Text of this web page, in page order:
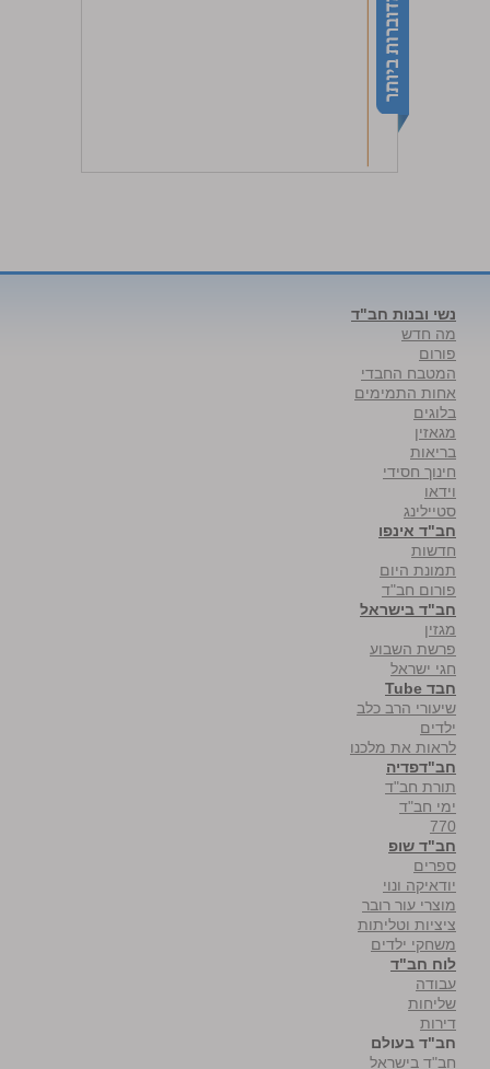
נשי ובנות חב"ד
מה חדש
פורום
המטבח החבדי
אחות התמימים
בלוגים
מגאזין
בריאות
חינוך חסידי
וידאו
סטיילינג
חב"ד אינפו
חדשות
תמונת היום
פורום חב"ד
חב"ד בישראל
מגזין
פרשת השבוע
חגי ישראל
חבד Tube
שיעורי הרב כלב
ילדים
לראות את מלכנו
חב"דפדיה
תורת חב"ד
ימי חב"ד
770
חב"ד שופ
ספרים
יודאיקה ונוי
מוצרי עור רובר
ציציות וטליתות
משחקי ילדים
לוח חב"ד
עבודה
שליחות
דירות
חב"ד בעולם
חב"ד בישראל